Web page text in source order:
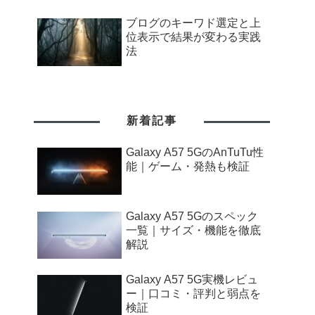
ブログのキーワド選定と上
位表示で結果が変わる実践
法
新着記事
Galaxy A57 5GのAnTuTu性
能｜ゲーム・発熱も検証
Galaxy A57 5Gのスペック
一覧｜サイズ・機能を徹底
解説
Galaxy A57 5G実機レビュ
ー｜口コミ・評判と弱点を
検証